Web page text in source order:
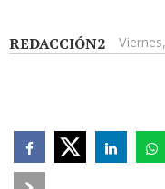
REDACCIÓN2